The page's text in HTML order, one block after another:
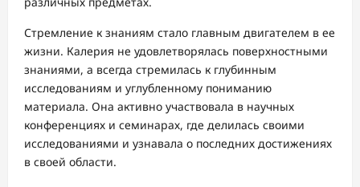
Стремление к знаниям стало главным двигателем в ее
жизни. Калерия не удовлетворялась поверхностными
знаниями, а всегда стремилась к глубинным
исследованиям и углубленному пониманию
материала. Она активно участвовала в научных
конференциях и семинарах, где делилась своими
исследованиями и узнавала о последних достижениях
в своей области.